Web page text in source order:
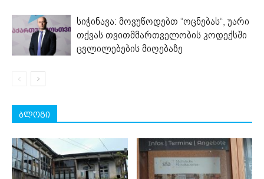
სიჭინავა: მოვუწოდებთ “ოცნებას“, უარი
თქვას თვითმმართველობის კოდექსში
ცვლილებების მიღებაზე
ბლოგი